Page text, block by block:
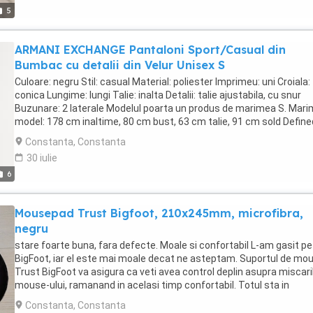
5
pictures videos, please send me a message and I will be happy to
provide them to you. I try, to the best of my ability, to describe all
accurately but if you have any questions, please don't hesitate to
contact me. EXTERIOR: Minor whitening marks and scuffs SOLE:
Visible signs of use INSOLE: Evident foot marks and darkening
Heel Compartment: Minor darkening Exterior Material Patent
Color Red Lining Material Leather Insole Material Leather Sole
Leather Closure Type Slip-on Origin Italy
6
ARMANI EXCHANGE Pantaloni Sport/Casual din
Bumbac cu detalii din Velur Unisex S
Culoare: negru Stil: casual Material: poliester Imprimeu: uni Croiala:
conica Lungime: lungi Talie: inalta Detalii: talie ajustabila, cu snur
Buzunare: 2 laterale Modelul poarta un produs de marimea S.
model: 178 cm inaltime, 80 cm bust, 63 cm talie, 91 cm sold
an indisputable 70s allure, these technical velour jersey fleece
are a classic of casual style. They have been given a unique update,
thanks to contrasting stripes and a logo. Jersey fleece joggers
Constanta, Constanta
30 iulie
Mousepad Trust Bigfoot, 210x245mm, microfibra,
negru
stare foarte buna, fara defecte. Moale si confortabil L-am gasit pe
BigFoot, iar el este mai moale decat ne asteptam. Suportul de
Trust BigFoot va asigura ca veti avea control deplin asupra
mouse-ului, ramanand in acelasi timp confortabil. Totul sta in
incheietura mainii O zi lunga la birou?Nu va faceti griji: mouse pad-ul
Constanta, Constanta